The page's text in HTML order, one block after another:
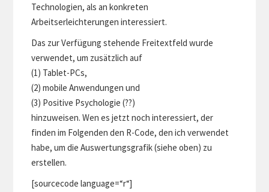
Technologien, als an konkreten
Arbeitserleichterungen interessiert.
Das zur Verfügung stehende Freitextfeld wurde
verwendet, um zusätzlich auf
(1) Tablet-PCs,
(2) mobile Anwendungen und
(3) Positive Psychologie (??)
hinzuweisen. Wen es jetzt noch interessiert, der
finden im Folgenden den R-Code, den ich verwendet
habe, um die Auswertungsgrafik (siehe oben) zu
erstellen.
[sourcecode language=“r“]